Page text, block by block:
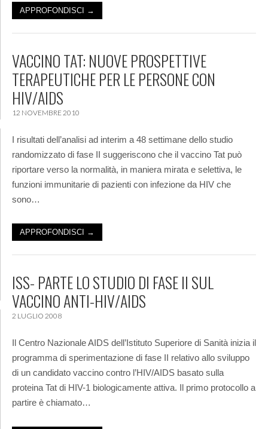
APPROFONDISCI →
VACCINO TAT: NUOVE PROSPETTIVE
TERAPEUTICHE PER LE PERSONE CON
HIV/AIDS
12 NOVEMBRE 2010
I risultati dell’analisi ad interim a 48 settimane dello studio
randomizzato di fase II suggeriscono che il vaccino Tat può
riportare verso la normalità, in maniera mirata e selettiva, le
funzioni immunitarie di pazienti con infezione da HIV che
sono…
APPROFONDISCI →
ISS- PARTE LO STUDIO DI FASE II SUL
VACCINO ANTI-HIV/AIDS
2 LUGLIO 2008
Il Centro Nazionale AIDS dell’Istituto Superiore di Sanità inizia il
programma di sperimentazione di fase II relativo allo sviluppo
di un candidato vaccino contro l’HIV/AIDS basato sulla
proteina Tat di HIV-1 biologicamente attiva. Il primo protocollo a
partire è chiamato…